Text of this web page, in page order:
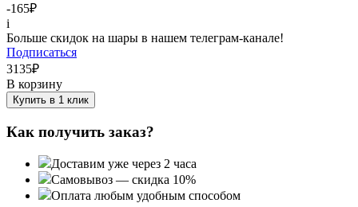
-165₽
i
Больше скидок на шары в нашем телеграм-канале!
Подписаться
3135₽
В корзину
Купить в 1 клик
Как получить заказ?
Доставим уже через 2 часа
Самовывоз — скидка 10%
Оплата любым удобным способом